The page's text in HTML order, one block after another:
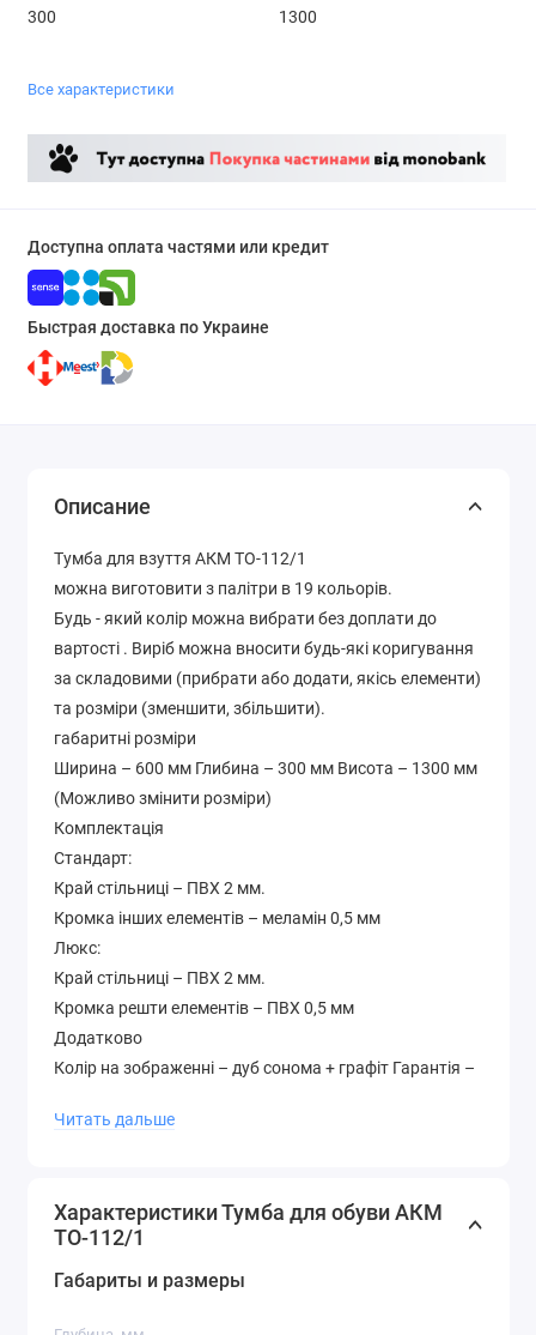
300 1300
Все характеристики
Доступна оплата частями или кредит
Быстрая доставка по Украине
Описание
Тумба для взуття АКМ ТО-112/1
можна виготовити з палітри в 19 кольорів.
Будь - який колір можна вибрати без доплати до
вартості . Виріб можна вносити будь-які коригування
за складовими (прибрати або додати, якісь елементи)
та розміри (зменшити, збільшити).
габаритні розміри
Ширина – 600 мм Глибина – 300 мм Висота – 1300 мм
(Можливо змінити розміри)
Комплектація
Стандарт:
Край стільниці – ПВХ 2 мм.
Кромка інших елементів – меламін 0,5 мм
Люкс:
Край стільниці – ПВХ 2 мм.
Кромка решти елементів – ПВХ 0,5 мм
Додатково
Колір на зображенні – дуб сонома + графіт Гарантія –
Палітра кольорів лДСП (будь-який колір можна
Читать дальше
Характеристики Тумба для обуви АКМ
ТО-112/1
Габариты и размеры